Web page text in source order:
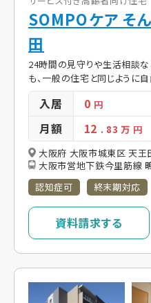
SOMPOケア そ
田
24時間の見守りや生活相談
も、一般の住宅と同じように
入居 0 円
月額 12 . 83万 円
大阪府 大阪市城東区 天王
大阪市営地下鉄今里筋線
認知症可
終末期対応
資料請求する